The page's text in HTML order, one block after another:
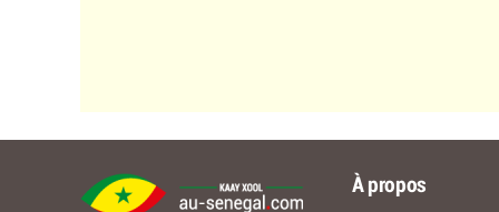
À propos